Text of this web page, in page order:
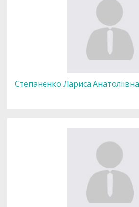
Степаненко Лариса Анатоліївна